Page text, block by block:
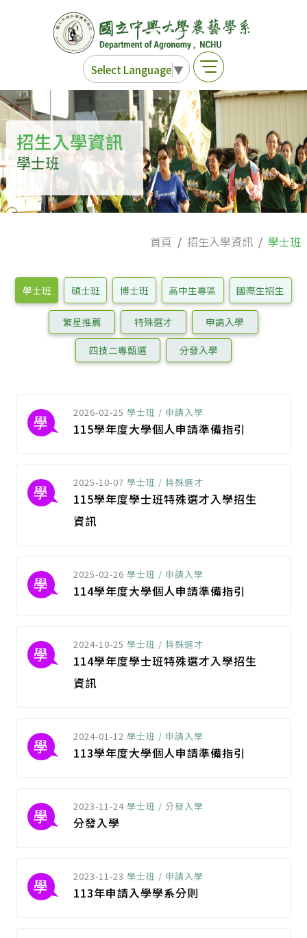
Select Language▼
招生入學資訊
學士班
首頁 招生入學資訊 學士班
學士班 碩士班 博士班 高中生專區 國際生招生
繁星推薦 特殊選才 申請入學
四技二專甄選 分發入學
學 2026-02-25 學士班 / 申請入學
115學年度大學個人申請準備指引
學 2025-10-07 學士班 / 特殊選才
115學年度學士班特殊選才入學招生
資訊
學 2025-02-26 學士班 / 申請入學
114學年度大學個人申請準備指引
學 2024-10-25 學士班 / 特殊選才
114學年度學士班特殊選才入學招生
資訊
學 2024-01-12 學士班 / 申請入學
113學年度大學個人申請準備指引
學 2023-11-24 學士班 / 分發入學
分發入學
學 2023-11-23 學士班 / 申請入學
113年申請入學學系分則